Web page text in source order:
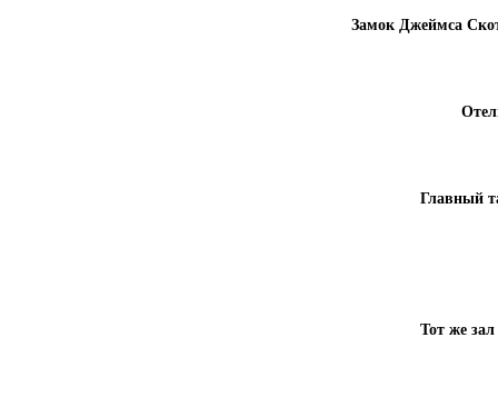
Замок Джеймса
Главный
Тот же